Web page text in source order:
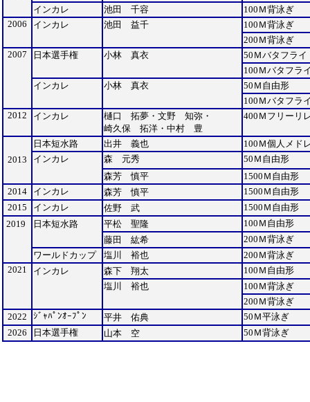
インカレ
池田 千容
100Ｍ背泳ぎ
2006
インカレ 池田 益千
100Ｍ背泳ぎ
200Ｍ背泳ぎ
2007
日本選手権 小林 真衣
50Ｍバタフライ
100Ｍバタフラ
インカレ
小林 真衣
50Ｍ自由形
100Ｍバタフラ
2012
インカレ
樋口 拓夢・文野 知弥・
崎久保 拓洋・中村 豊
400Ｍフリーリ
2013
日本短水路 出井 義也
100Ｍ個人メド
インカレ
森 元秀
50Ｍ自由形
森芳 慎平
1500Ｍ自由形
2014
インカレ 森芳 慎平
1500Ｍ自由形
2015
インカレ 佐野 武
1500Ｍ自由形
2019
日本短水路 平松 聖隆
100Ｍ自由形
藤田 紘希
200Ｍ背泳ぎ
ワールドカップ
塩川 裕也
200Ｍ背泳ぎ
2021
インカレ 森下 翔太
100Ｍ自由形
塩川 裕也
100Ｍ背泳ぎ
200Ｍ背泳ぎ
2022
ｼﾞｬﾊﾟﾝｵｰﾌﾟﾝ 平井 佑典
50Ｍ平泳ぎ
2026
日本選手権 山本 空 50Ｍ背泳ぎ